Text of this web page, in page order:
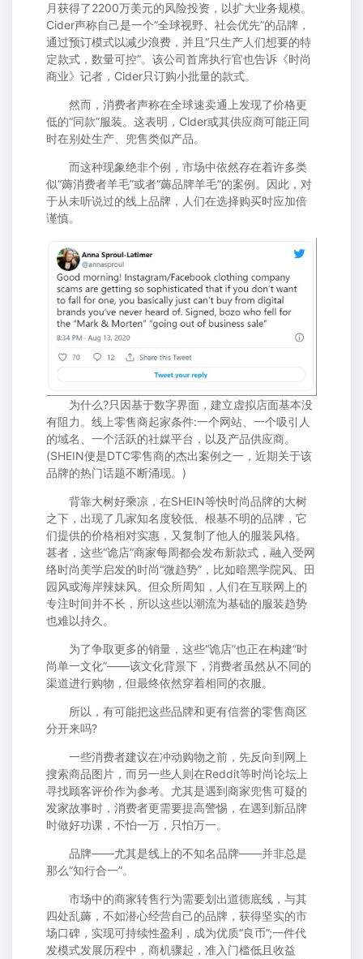
月获得了2200万美元的风险投资，以扩大业务规模。
Cider声称自己是一个“全球视野、社会优先”的品牌，
通过预订模式以减少浪费，并且“只生产人们想要的特
定款式，数量可控”。该公司首席执行官也告诉《时尚
商业》记者，Cider只订购小批量的款式。
然而，消费者声称在全球速卖通上发现了价格更
低的“同款”服装。这表明，Cider或其供应商可能正同
时在别处生产、兜售类似产品。
而这种现象绝非个例，市场中依然存在着许多类
似“薅消费者羊毛”或者“薅品牌羊毛”的案例。因此，对
于从未听说过的线上品牌，人们在选择购买时应加倍
谨慎。
为什么?只因基于数字界面，建立虚拟店面基本没
有阻力。线上零售商起家条件:一个网站、一个吸引人
的域名、一个活跃的社媒平台，以及产品供应商。
(SHEIN便是DTC零售商的杰出案例之一，近期关于该
品牌的热门话题不断涌现。)
背靠大树好乘凉，在SHEIN等快时尚品牌的大树
之下，出现了几家知名度较低、根基不明的品牌，它
们提供的价格相对实惠，又复制了他人的服装风格。
甚者，这些“诡店”商家每周都会发布新款式，融入受网
络时尚美学启发的时尚“微趋势”，比如暗黑学院风、田
园风或海岸辣妹风。但众所周知，人们在互联网上的
专注时间并不长，所以这些以潮流为基础的服装趋势
也难以持久。
为了争取更多的销量，这些“诡店”也正在构建“时
尚单一文化”——该文化背景下，消费者虽然从不同的
渠道进行购物，但最终依然穿着相同的衣服。
所以，有可能把这些品牌和更有信誉的零售商区
分开来吗?
一些消费者建议在冲动购物之前，先反向到网上
搜索商品图片，而另一些人则在Reddit等时尚论坛上
寻找顾客评价作为参考。尤其是遇到商家兜售可疑的
发家故事时，消费者更需要提高警惕，在遇到新品牌
时做好功课，不怕一万，只怕万一。
品牌——尤其是线上的不知名品牌——并非总是
那么“知行合一”。
市场中的商家转售行为需要划出道德底线，与其
四处乱薅，不如潜心经营自己的品牌，获得坚实的市
场口碑，实现可持续性盈利，成为优质“良币”;一件代
发模式发展历程中，商机骤起，准入门槛低且收益